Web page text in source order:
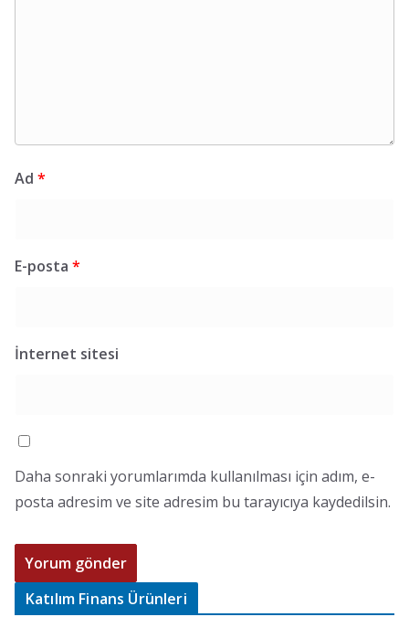
Ad *
E-posta *
İnternet sitesi
Daha sonraki yorumlarımda kullanılması için adım, e-
posta adresim ve site adresim bu tarayıcıya kaydedilsin.
Katılım Finans Ürünleri